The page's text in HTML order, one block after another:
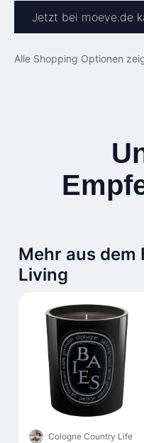
Jetzt bei moeve.de
Alle Shopping Optionen
Mehr aus dem
Living
Cologne Country Life